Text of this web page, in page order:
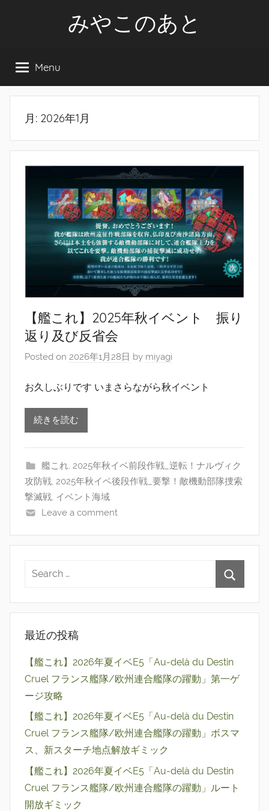
みやこのあと
Menu
月: 2026年1月
【艦これ】2025年秋イベント 振り
返り及び反省会
Posted on 2026年1月28日 by miyagi
お久しぶりです いまさらながら秋イベント
続きを読む
艦これ, 2025年秋イベ前段作戦_逆転！ナルヴィク
攻防戦 2025年秋イベ後段作戦_要撃！敵機動部隊捜索
撃滅戦 イベント海域
Leave a comment
最近の投稿
【艦これ】2026年夏イベE5「Au-delà du Destin
Cruel フランス艦隊/欧州連合艦隊の躍動」第一ゲ
ージ攻略
【艦これ】2026年夏イベE5「Au-delà du Destin
Cruel フランス艦隊/欧州連合艦隊の躍動」ボスマ
ス、新スターチ地点解放ギミック
【艦これ】2026年夏イベE5「Au-delà du Destin
Cruel フランス艦隊/欧州連合艦隊の躍動」ルート
開放ギミック